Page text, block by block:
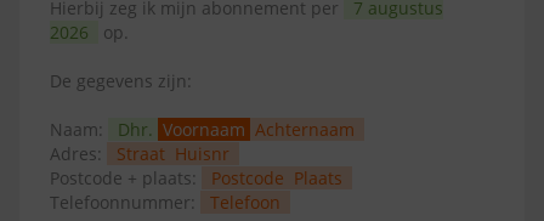
Hierbij zeg ik mijn abonnement per
7 augustus
2026
op.
De gegevens zijn:
Naam: Dhr. Voornaam Achternaam
Adres:
Straat Huisnr
Postcode + plaats:
Postcode Plaats
Telefoonnummer:
Telefoon